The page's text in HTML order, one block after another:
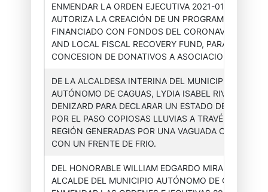
Asesor(a)
Ejecutiva
Órdenes
Ejecutivas
2024-
003
ENMENDAR LA ORDEN EJECUTIVA 2021-015 QUE
AUTORIZA LA CREACIÓN DE UN PROGRAMA
FINANCIADO CON FONDOS DEL CORONAVIRUS
AND LOCAL FISCAL RECOVERY FUND, PARA LA
CONCESION DE DONATIVOS A ASOCIACIONES ...
Asesor(a)
Ejecutiva
Órdenes
Ejecutivas
2024-
004
DE LA ALCALDESA INTERINA DEL MUNICIPIO
AUTÓNOMO DE CAGUAS, LYDIA ISABEL RIVERA
DENIZARD PARA DECLARAR UN ESTADO DE
POR EL PASO COPIOSAS LLUVIAS A TRAVÉS DE
REGIÓN GENERADAS POR UNA VAGUADA
CON UN FRENTE DE FRIO.
DEL HONORABLE WILLIAM EDGARDO MIRANDA
ALCALDE DEL MUNICIPIO AUTÓNOMO DE CAGUAS,